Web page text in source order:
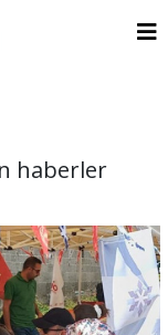
haberler